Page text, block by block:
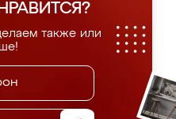
также или